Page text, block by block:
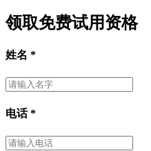
领取免费试用资格
姓名 *
电话*